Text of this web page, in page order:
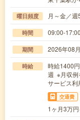
曜日頻度 月～金／週
時間 09:00-
期間 2026年08
時給
時給1400
週 ※月収例
サービス利
交通費
1ヶ月3万